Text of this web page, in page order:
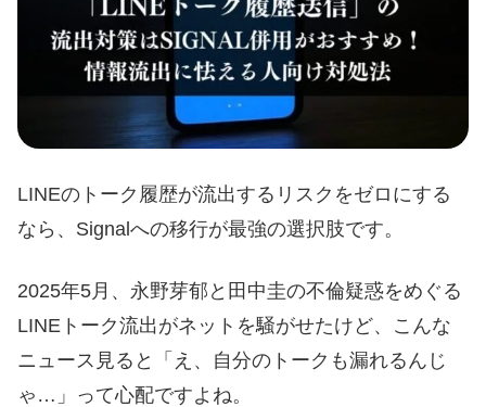
LINEのトーク履歴が流出するリスクをゼロにする
なら、Signalへの移行が最強の選択肢です。
2025年5月、永野芽郁と田中圭の不倫疑惑をめぐる
LINEトーク流出がネットを騒がせたけど、こんな
ニュース見ると「え、自分のトークも漏れるんじ
ゃ…」って心配ですよね。